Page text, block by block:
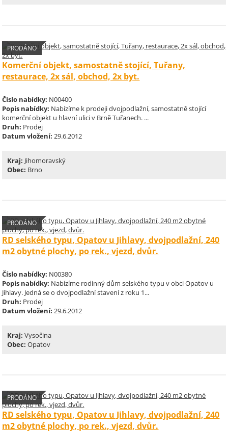
PRODÁNO
Komerční objekt, samostatně stojící, Tuřany,
restaurace, 2x sál, obchod, 2x byt.
Číslo nabídky: N00400
Popis nabídky: Nabízíme k prodeji dvojpodlažní, samostatně stojící
komerční objekt u hlavní ulici v Brně Tuřanech. ...
Druh: Prodej
Datum vložení: 29.6.2012
Kraj: Jihomoravský
Obec: Brno
PRODÁNO
RD selského typu, Opatov u Jihlavy, dvojpodlažní, 240
m2 obytné plochy, po rek., vjezd, dvůr.
Číslo nabídky: N00380
Popis nabídky: Nabízíme rodinný dům selského typu v obci Opatov u
Jihlavy. Jedná se o dvojpodlažní stavení z roku 1...
Druh: Prodej
Datum vložení: 29.6.2012
Kraj: Vysočina
Obec: Opatov
PRODÁNO
RD selského typu, Opatov u Jihlavy, dvojpodlažní, 240
m2 obytné plochy, po rek., vjezd, dvůr.